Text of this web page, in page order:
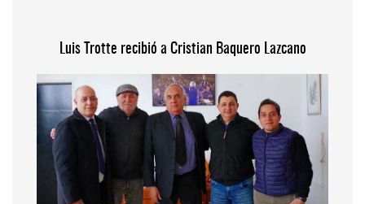
Luis Trotte recibió a Cristian Baquero Lazcano